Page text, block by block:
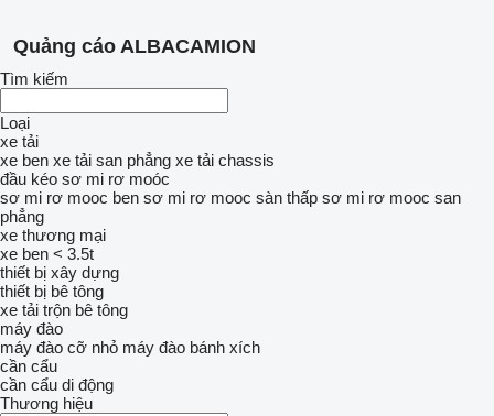
Quảng cáo ALBACAMION
Tìm kiếm
Loại
xe tải
xe ben xe tải san phẳng xe tải chassis
đầu kéo sơ mi rơ moóc
sơ mi rơ mooc ben sơ mi rơ mooc sàn thấp sơ mi rơ mooc san
phẳng
xe thương mại
xe ben < 3.5t
thiết bị xây dựng
thiết bị bê tông
xe tải trộn bê tông
máy đào
máy đào cỡ nhỏ máy đào bánh xích
cần cẩu
cần cẩu di động
Thương hiệu